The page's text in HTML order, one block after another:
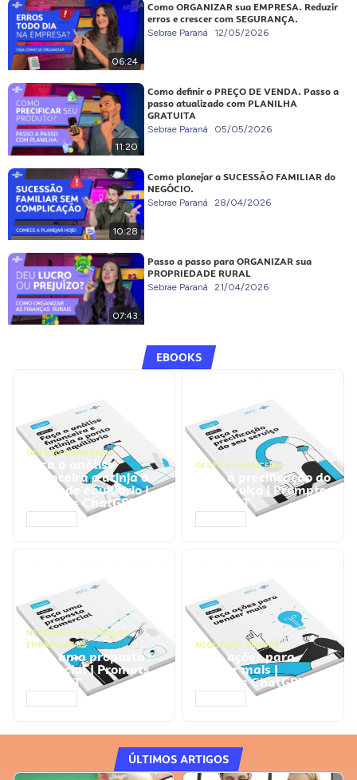
06:24
Como ORGANIZAR sua EMPRESA. Reduzir
erros e crescer com SEGURANÇA.
Sebrae Paraná 12/05/2026
11:20
Como definir o PREÇO DE VENDA. Passo a
passo atualizado com PLANILHA
GRATUITA
Sebrae Paraná 05/05/2026
10:28
Como planejar a SUCESSÃO FAMILIAR do
NEGÓCIO.
Sebrae Paraná 28/04/2026
07:43
Passo a passo para ORGANIZAR sua
PROPRIEDADE RURAL
Sebrae Paraná 21/04/2026
EBOOKS
GESTÃO FINANCEIRA
Faça a análise
financeira e atinja o
ponto de equilíbrio |
Prompts ChatGPT
GESTÃO FINANCEIRA
Faça a precificação do
seu serviço | Prompts
ChatGPT
NEGÓCIOS, PROCESSOS
EMPRESARIAIS
Faça uma proposta
comercial | Prompts
ChatGPT
NEGÓCIOS, VENDAS
Faça ações para
vender mais |
Prompts ChatGPT
ÚLTIMOS ARTIGOS